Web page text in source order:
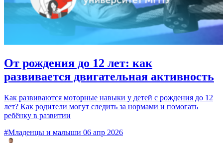
От рождения до 12 лет: как
развивается двигательная активность
Как развиваются моторные навыки у детей с рождения до 12
лет? Как родители могут следить за нормами и помогать
ребёнку в развитии
#Младенцы и малыши 06 апр 2026